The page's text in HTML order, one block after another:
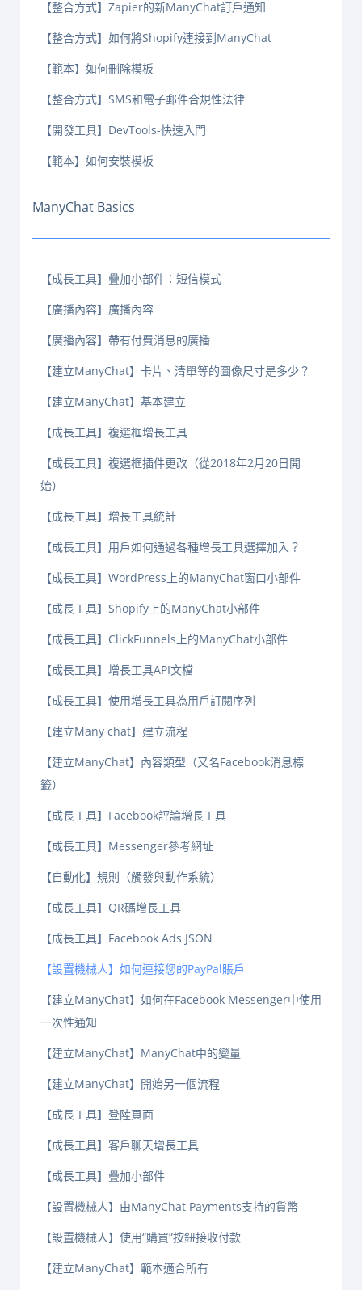
【整合方式】Zapier的新ManyChat訂戶通知
【整合方式】如何將Shopify連接到ManyChat
【範本】如何刪除模板
【整合方式】SMS和電子郵件合規性法律
【開發工具】DevTools-快速入門
【範本】如何安裝模板
ManyChat Basics
【成長工具】疊加小部件：短信模式
【廣播內容】廣播內容
【廣播內容】帶有付費消息的廣播
【建立ManyChat】卡片、清單等的圖像尺寸是多少？
【建立ManyChat】基本建立
【成長工具】複選框增長工具
【成長工具】複選框插件更改（從2018年2月20日開
始）
【成長工具】增長工具統計
【成長工具】用戶如何通過各種增長工具選擇加入？
【成長工具】WordPress上的ManyChat窗口小部件
【成長工具】Shopify上的ManyChat小部件
【成長工具】ClickFunnels上的ManyChat小部件
【成長工具】增長工具API文檔
【成長工具】使用增長工具為用戶訂閱序列
【建立Many chat】建立流程
【建立ManyChat】內容類型（又名Facebook消息標
籤）
【成長工具】Facebook評論增長工具
【成長工具】Messenger參考網址
【自動化】規則（觸發與動作系統）
【成長工具】QR碼增長工具
【成長工具】Facebook Ads JSON
【設置機械人】如何連接您的PayPal賬戶
【建立ManyChat】如何在Facebook Messenger中使用
一次性通知
【建立ManyChat】ManyChat中的變量
【建立ManyChat】開始另一個流程
【成長工具】登陸頁面
【成長工具】客戶聊天增長工具
【成長工具】疊加小部件
【設置機械人】由ManyChat Payments支持的貨幣
【設置機械人】使用“購買”按鈕接收付款
【建立ManyChat】範本適合所有